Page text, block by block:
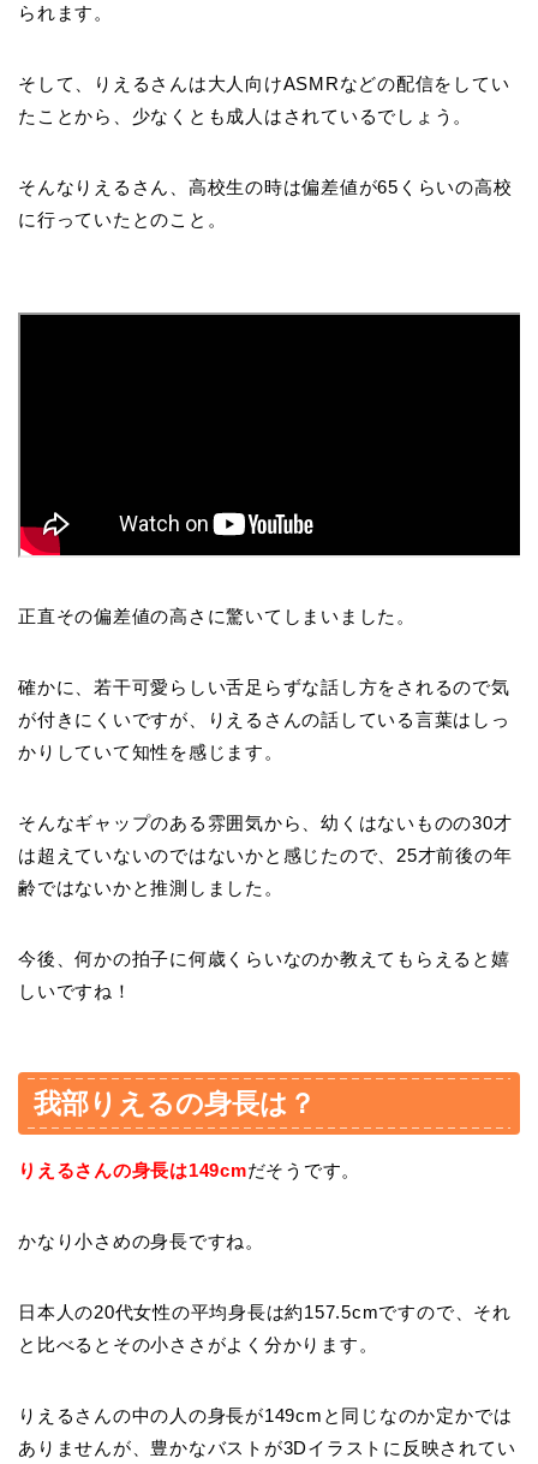
られます。
そして、りえるさんは大人向けASMRなどの配信をしてい
たことから、少なくとも成人はされているでしょう。
そんなりえるさん、高校生の時は偏差値が65くらいの高校
に行っていたとのこと。
正直その偏差値の高さに驚いてしまいました。
確かに、若干可愛らしい舌足らずな話し方をされるので気
が付きにくいですが、りえるさんの話している言葉はしっ
かりしていて知性を感じます。
そんなギャップのある雰囲気から、幼くはないものの30才
は超えていないのではないかと感じたので、25才前後の年
齢ではないかと推測しました。
今後、何かの拍子に何歳くらいなのか教えてもらえると嬉
しいですね！
我部りえるの身長は？
りえるさんの身長は149cmだそうです。
かなり小さめの身長ですね。
日本人の20代女性の平均身長は約157.5cmですので、それ
と比べるとその小ささがよく分かります。
りえるさんの中の人の身長が149cmと同じなのか定かでは
ありませんが、豊かなバストが3Dイラストに反映されてい